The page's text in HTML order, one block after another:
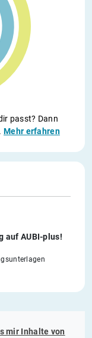
passt? Dann
Mehr erfahren
auf AUBI-plus!
mir Inhalte von